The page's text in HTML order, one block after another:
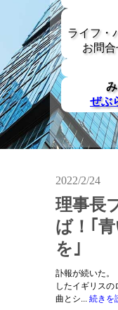
ライフ・
お問
ぜぶ
2022/2/24
理事長
ば！｢
を｣
訃報が続いた
したイギリス
曲とシ... 続きを